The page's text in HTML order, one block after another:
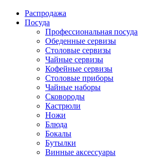
Распродажа
Посуда
Профессиональная посуда
Обеденные сервизы
Столовые сервизы
Чайные сервизы
Кофейные сервизы
Столовые приборы
Чайные наборы
Сковороды
Кастрюли
Ножи
Блюда
Бокалы
Бутылки
Винные аксессуары